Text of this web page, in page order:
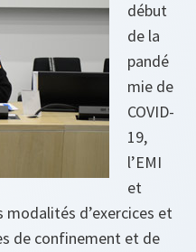
début
de la
pandé
mie de
COVID-
19,
l’EMI
et
modalités d’exercices et
de confinement et de